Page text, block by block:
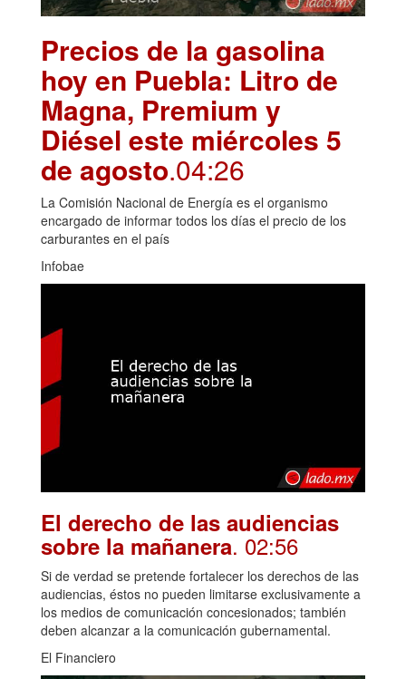
Precios de la gasolina
hoy en Puebla: Litro de
Magna, Premium y
Diésel este miércoles 5
de agosto.04:26
La Comisión Nacional de Energía es el organismo
encargado de informar todos los días el precio de los
carburantes en el país
Infobae
El derecho de las audiencias
sobre la mañanera. 02:56
Si de verdad se pretende fortalecer los derechos de las
audiencias, éstos no pueden limitarse exclusivamente a
los medios de comunicación concesionados; también
deben alcanzar a la comunicación gubernamental.
El Financiero